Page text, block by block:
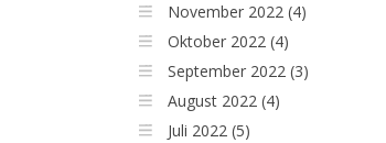
November 2022 (4)
Oktober 2022 (4)
September 2022 (3)
August 2022 (4)
Juli 2022 (5)